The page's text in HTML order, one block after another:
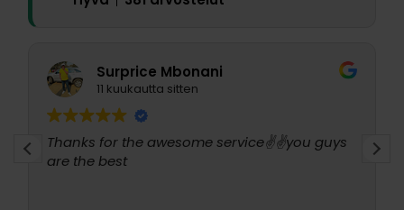
Jari Palviainen
1 kuukausi sitten
Pidän hyvin paljon tästä, hienosti toimii, kiitos.